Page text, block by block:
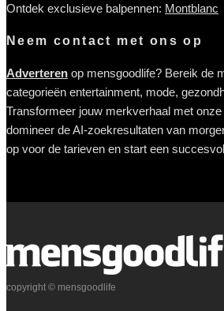
Ontdek exclusieve balpennen: Montblanc
Neem contact met ons op
Adverteren op mensgoodlife? Bereik de
categorieën entertainment, mode,
Transformeer jouw merkverhaal met onze
domineer de AI-zoekresultaten van
op voor de tarieven en start een
copyright © mensgoodlife